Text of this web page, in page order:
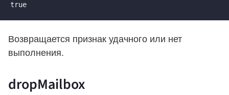
true
Возвращается признак удачного или нет
выполнения.
dropMailbox